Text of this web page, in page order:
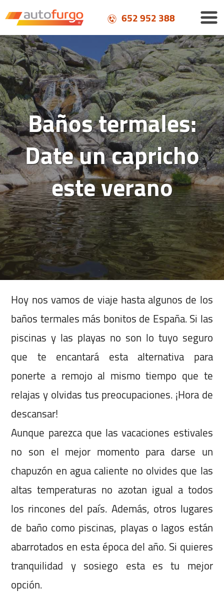
652 952 388
Baños termales:
Date un capricho
este verano
Hoy nos vamos de viaje hasta algunos de los
baños termales más bonitos de España. Si las
piscinas y las playas no son lo tuyo seguro
que te encantará esta alternativa para
ponerte a remojo al mismo tiempo que te
relajas y olvidas tus preocupaciones. ¡Hora de
descansar!
Aunque parezca que las vacaciones estivales
no son el mejor momento para darse un
chapuzón en agua caliente no olvides que las
altas temperaturas no azotan igual a todos
los rincones del país. Además, otros lugares
de baño como piscinas, playas o lagos están
abarrotados en esta época del año. Si quieres
tranquilidad y sosiego esta es tu mejor
opción.